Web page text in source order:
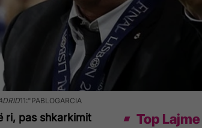
11:"PABLOGARCIA
ri, pas shkarkimit
Top Lajme